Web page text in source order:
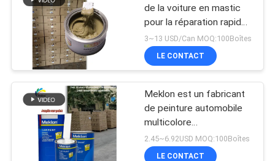
de la voiture en mastic
pour la réparation rapide
des inégalités
3~13 USD/Can MOQ:100Boîtes
LE CONTACT
Meklon est un fabricant
de peinture automobile
multicolore
personnalisable
2.45~6.92USD MOQ:100Boîtes
LE CONTACT